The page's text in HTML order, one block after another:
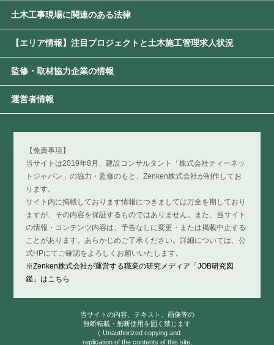
土木工事現場に関連のある法律
【エリア情報】注目プロジェクトと土木施工管理求人状況
監修・取材協力企業の情報
運営者情報
【免責事項】
当サイトは2019年8月、建設コンサルタント「株式会社ティーネッ
トジャパン」の協力・監修のもと、Zenken株式会社が制作してお
ります。
サイト内に掲載しております情報につきましては万全を期しており
ますが、その内容を保証するものではありません。また、当サイト
の情報・コンテンツ内容は、予告なしに変更・または掲載中止する
ことがあります。あらかじめご了承ください。詳細については、公
式HPにてご確認をよろしくお願いいたします。
※Zenken株式会社が運営する職業の研究メディア「JOB研究図
鑑」はこちら
当サイトの内容、テキスト、画像等の
無断転載・無断使用を固く禁じます
（ Unauthorized copying and
replication of the contents of this site,